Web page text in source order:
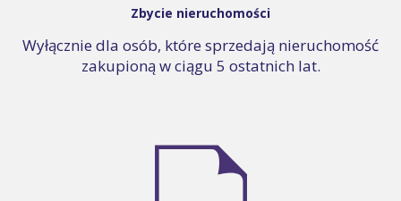
Zbycie nieruchomości
Wyłącznie dla osób, które sprzedają nieruchomość
zakupioną w ciągu 5 ostatnich lat.